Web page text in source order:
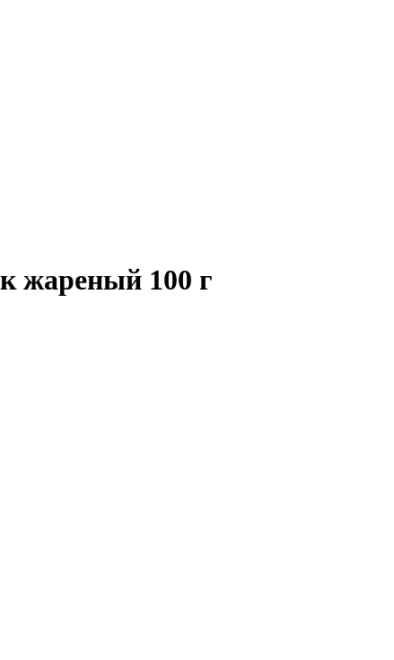
жареный 100 г